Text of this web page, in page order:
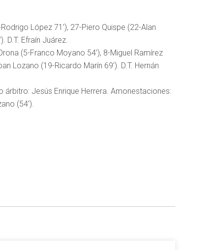
López 71’), 27-Piero Quispe (22-Alan
D.T. Efraín Juárez.
(5-Franco Moyano 54’), 8-Miguel Ramírez
Lozano (19-Ricardo Marín 69’). D.T. Hernán
árbitro: Jesús Enrique Herrera. Amonestaciones:
(54’).